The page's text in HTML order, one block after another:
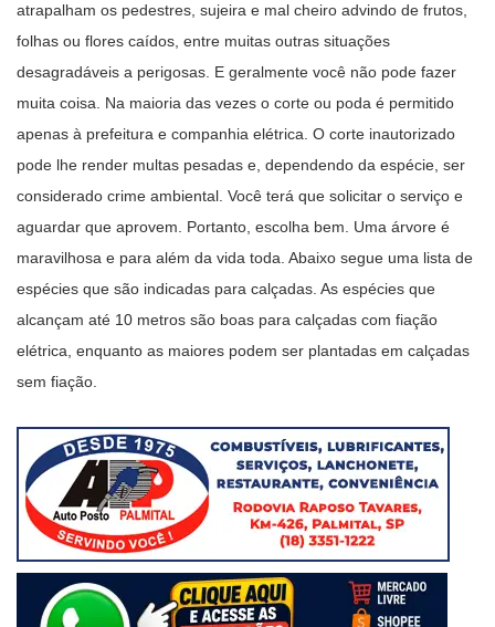
atrapalham os pedestres, sujeira e mal cheiro advindo de frutos,
folhas ou flores caídos, entre muitas outras situações
desagradáveis a perigosas. E geralmente você não pode fazer
muita coisa. Na maioria das vezes o corte ou poda é permitido
apenas à prefeitura e companhia elétrica. O corte inautorizado
pode lhe render multas pesadas e, dependendo da espécie, ser
considerado crime ambiental. Você terá que solicitar o serviço e
aguardar que aprovem. Portanto, escolha bem. Uma árvore é
maravilhosa e para além da vida toda. Abaixo segue uma lista de
espécies que são indicadas para calçadas. As espécies que
alcançam até 10 metros são boas para calçadas com fiação
elétrica, enquanto as maiores podem ser plantadas em calçadas
sem fiação.